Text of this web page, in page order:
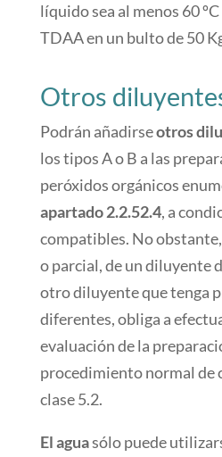
líquido sea al menos 60
TDAA en un bulto de 50
Otros
Podrán añadirseotros
los tipos A o B a las
peróxidos orgánicos
apartado 2.2.52.4, a
compatibles. No
o parcial, de un diluyente
otro diluyente que tenga
diferentes, obliga a
evaluación de la
procedimiento normal de
clase 5.2.
El aguasólo puede